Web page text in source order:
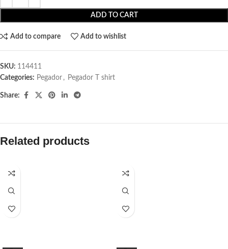
ADD TO CART
Add to compare Add to wishlist
SKU: 114411
Categories: Pegador​ , Pegador T shirt​
Share:
Related products